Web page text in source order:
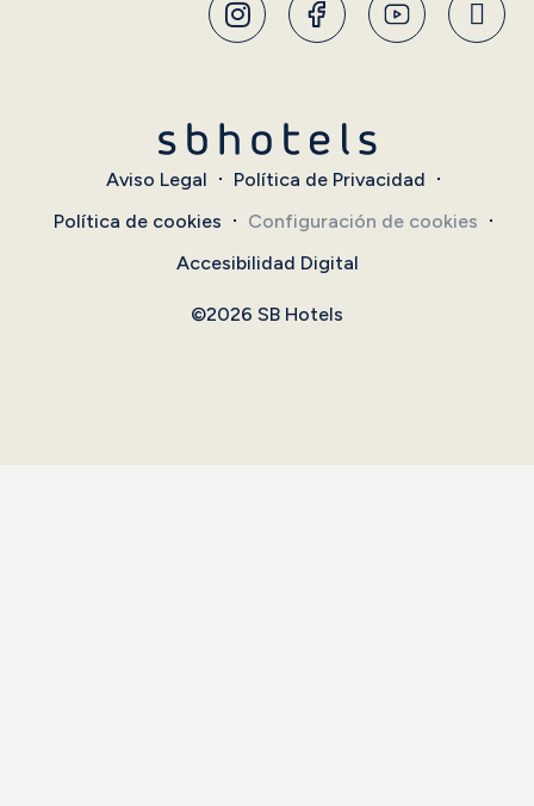
Aviso Legal
Política de Privacidad
Política de cookies
Configuración de cookies
Accesibilidad Digital
©2026 SB Hotels